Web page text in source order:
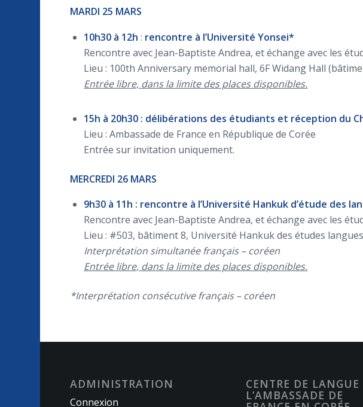
MARDI 25 MARS
10h30 à 12h : rencontre à l’Université Yonsei*
Rencontre avec Jean-Baptiste Andrea, et échange avec les
Lieu : 100th Anniversary memorial hall, 6F Widang Hall
Entrée libre, dans la limite des places disponibles.
15h à 20h30 : délibérations des étudiants et réception du
Lieu : Ambassade de France en République de Corée
Entrée sur invitation uniquement.
MERCREDI 26 MARS
9h30 à 11h : rencontre à l’Université Hankuk d’étude des
Rencontre avec Jean-Baptiste Andrea, et échange avec les
Lieu : #503, bâtiment 8, Université Hankuk des études
Interprétation simultanée français – coréen
Entrée libre, dans la limite des places disponibles.
*Interprétation consécutive français – coréen
ADMINISTRATION
Connexion
CENTRE DE LANGUE
L’AMBASSADE DE